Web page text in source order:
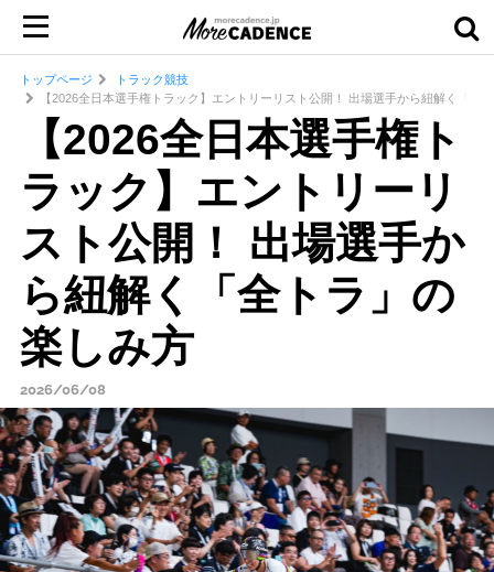
トップページ
トラック競技
【2026全日本選手権トラック】エントリーリスト公開！ 出場選手から紐解く「全
【2026全日本選手権ト
ラック】エントリーリ
スト公開！ 出場選手か
ら紐解く「全トラ」の
楽しみ方
2026/06/08